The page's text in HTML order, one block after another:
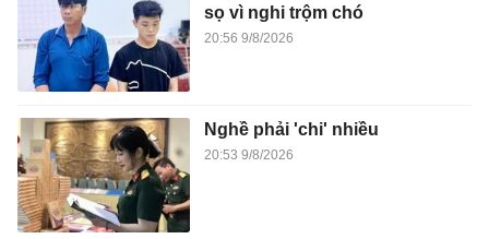
sọ vì nghi trộm chó
20:56 9/8/2026
Nghề phải 'chi' nhiều
20:53 9/8/2026